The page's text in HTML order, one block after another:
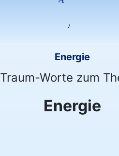
Energie
Traum-Worte zum
Energie